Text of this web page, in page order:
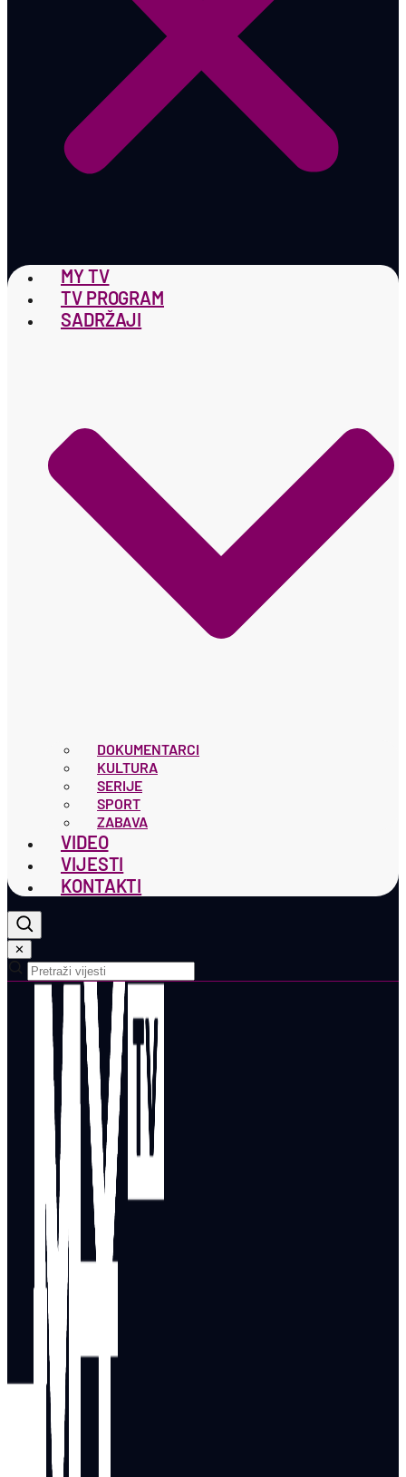
MY TV
TV PROGRAM
SADRŽAJI
DOKUMENTARCI
KULTURA
SERIJE
SPORT
ZABAVA
VIDEO
VIJESTI
KONTAKTI
✕